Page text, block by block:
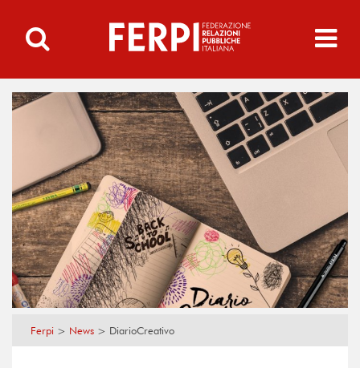
Ferpi > News > DiarioCreativo